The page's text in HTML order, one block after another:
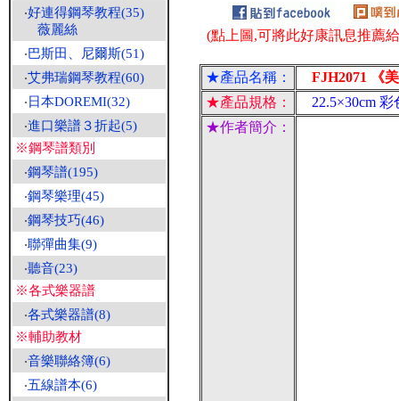
‧好連得鋼琴教程(35)
薇麗絲
‧巴斯田、尼爾斯(51)
‧艾弗瑞鋼琴教程(60)
‧ 日本DOREMI(32)
‧進口樂譜３折起(5)
※鋼琴譜類別
‧鋼琴譜(195)
‧鋼琴樂理(45)
‧鋼琴技巧(46)
‧聯彈曲集(9)
‧聽音(23)
※各式樂器譜
‧各式樂器譜(8)
※輔助教材
‧音樂聯絡簿(6)
‧五線譜本(6)
(點上圖,可將此好康訊息推薦
★產品名稱：
FJH2071 《
★產品規格：
22.5×30cm 彩
★作者簡介：